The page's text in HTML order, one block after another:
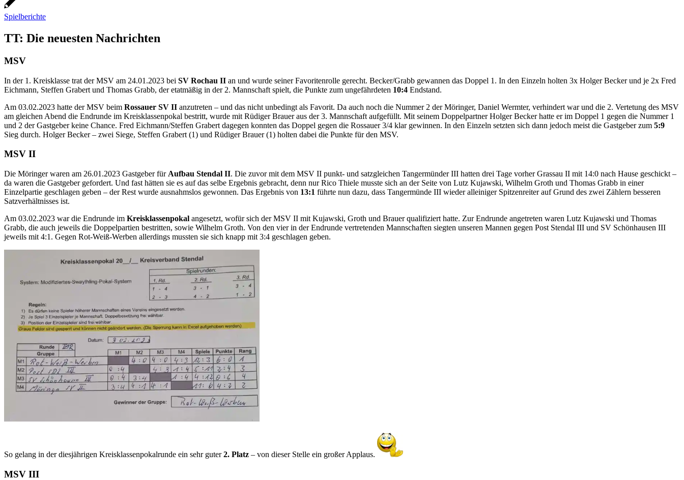
Spielberichte
TT: Die neuesten Nachrichten
MSV
In der 1. Kreisklasse trat der MSV am 24.01.2023 bei SV Rochau II an und wurde seiner Favoritenrolle gerecht. Becker/Grabb gewannen das Doppel 1. In den Einzeln holten 3x Holger Becker und je 2x Fred
Eichmann, Steffen Grabert und Thomas Grabb, der etatmäßig in der 2. Mannschaft spielt, die Punkte zum ungefährdeten 10:4 Endstand.
Am 03.02.2023 hatte der MSV beim Rossauer SV II anzutreten – und das nicht unbedingt als Favorit. Da auch noch die Nummer 2 der Möringer, Daniel Wermter, verhindert war und die 2. Vertetung des MSV
am gleichen Abend die Endrunde im Kreisklassenpokal bestritt, wurde mit Rüdiger Brauer aus der 3. Mannschaft aufgefüllt. Mit seinem Doppelpartner Holger Becker hatte er im Doppel 1 gegen die Nummer 1
und 2 der Gastgeber keine Chance. Fred Eichmann/Steffen Grabert dagegen konnten das Doppel gegen die Rossauer 3/4 klar gewinnen. In den Einzeln setzten sich dann jedoch meist die Gastgeber zum 5:9
Sieg durch. Holger Becker – zwei Siege, Steffen Grabert (1) und Rüdiger Brauer (1) holten dabei die Punkte für den MSV.
MSV II
Die Möringer waren am 26.01.2023 Gastgeber für Aufbau Stendal II. Die zuvor mit dem MSV II punkt- und satzgleichen Tangermünder III hatten drei Tage vorher Grassau II mit 14:0 nach Hause geschickt –
da waren die Gastgeber gefordert. Und fast hätten sie es auf das selbe Ergebnis gebracht, denn nur Rico Thiele musste sich an der Seite von Lutz Kujawski, Wilhelm Groth und Thomas Grabb in einer
Einzelpartie geschlagen geben – der Rest wurde ausnahmslos gewonnen. Das Ergebnis von 13:1 führte nun dazu, dass Tangermünde III wieder alleiniger Spitzenreiter auf Grund des zwei Zählern besseren
Satzverhältnisses ist.
Am 03.02.2023 war die Endrunde im Kreisklassenpokal angesetzt, wofür sich der MSV II mit Kujawski, Groth und Brauer qualifiziert hatte. Zur Endrunde angetreten waren Lutz Kujawski und Thomas
Grabb, die auch jeweils die Doppelpartien bestritten, sowie Wilhelm Groth. Von den vier in der Endrunde vertretenden Mannschaften siegten unseren Mannen gegen Post Stendal III und SV Schönhausen III
jeweils mit 4:1. Gegen Rot-Weiß-Werben allerdings mussten sie sich knapp mit 3:4 geschlagen geben.
So gelang in der diesjährigen Kreisklassenpokalrunde ein sehr guter2. Platz – von dieser Stelle ein großer Applaus.
MSV III